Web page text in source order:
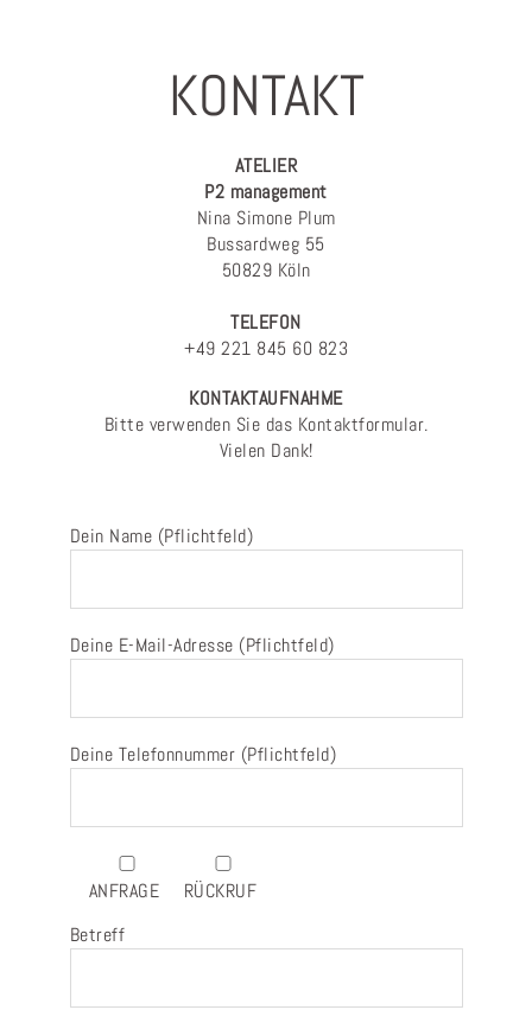
KONTAKT
ATELIER
P2 management
Nina Simone Plum
Bussardweg 55
50829 Köln
TELEFON
+49 221 845 60 823
KONTAKTAUFNAHME
Bitte verwenden Sie das Kontaktformular.
Vielen Dank!
Dein Name (Pflichtfeld)
Deine E-Mail-Adresse (Pflichtfeld)
Deine Telefonnummer (Pflichtfeld)
ANFRAGE
RÜCKRUF
Betreff